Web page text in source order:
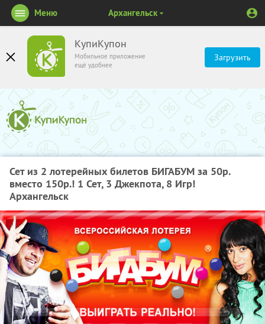
КупиКупон
Мобильное приложение
ещё удобнее
Загрузить
Меню Архангельск
Сет из 2 лотерейных билетов БИГАБУМ за 50р.
вместо 150р.! 1 Сет, 3 Джекпота, 8 Игр!
Архангельск